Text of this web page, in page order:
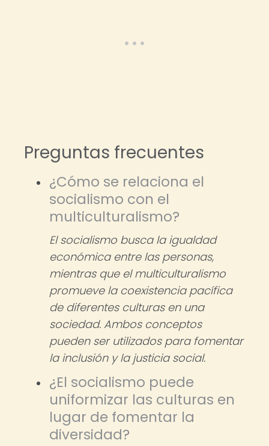
Preguntas frecuentes
¿Cómo se relaciona el
socialismo con el
multiculturalismo?
El socialismo busca la igualdad
económica entre las personas,
mientras que el multiculturalismo
promueve la coexistencia pacífica
de diferentes culturas en una
sociedad. Ambos conceptos
pueden ser utilizados para fomentar
la inclusión y la justicia social.
¿El socialismo puede
uniformizar las culturas en
lugar de fomentar la
diversidad?